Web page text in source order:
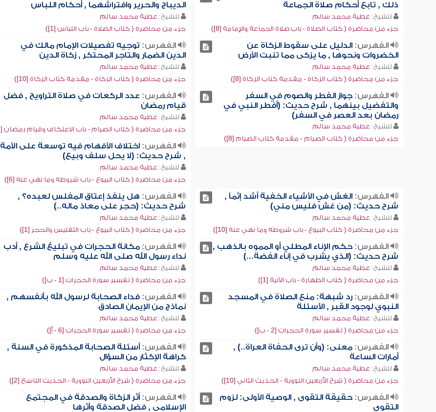
ذلك , تابع أحكام صلاة الجماعة
للشيخ: عطية محمد سالم
جزء من محاضرة ( كتاب الصلاة - باب صلاة الجماعة والإمامة [8])
الديباج والحرير وافتراشهما , أحكام اللباس
للشيخ: عطية محمد سالم
جزء من محاضرة ( كتاب الصلاة - باب اللباس [1])
الفهرس:الدليل على سقوط الزكاة عن
الخضروات ونحوها , ما يزكى مما تنبت الأرض
للشيخ: عطية محمد سالم
جزء من محاضرة ( كتاب الزكاة - مقدمة كتاب الزكاة [8])
الفهرس: توجيه تفصيلات الإمام مالك في
الدين الضمار والتاجر المحتكر , زكاة الدين
للشيخ: عطية محمد سالم
جزء من محاضرة ( كتاب الزكاة - مقدمة كتاب الزكاة [10])
الفهرس:جواز الفطر والصوم في السفر
والتفضيل بينهما , شرح حديث: (أفطر النبي في
رمضان بعد العصر في السفر)
للشيخ: عطية محمد سالم
جزء من محاضرة ( كتاب الصيام - مقدمة كتاب الصيام [8])
الفهرس: عدد الركعات في صلاة التراويح , فضل
قيام رمضان
للشيخ: عطية محمد سالم
جزء من محاضرة ( كتاب الصيام - باب الاعتكاف وقيام رمضان [1])
الفهرس: اختلاف الأفهام فيه توسعة على الأمة
, شرح حديث: (لا يحل سلف وبيع)
للشيخ: عطية محمد سالم
جزء من محاضرة ( كتاب البيوع - باب شروطه وما نهي عنه [6])
الفهرس:الغش في الأِشِياء الخفية أشد إثماً ,
شرح حديث: (من غش فليس مني)
للشيخ: عطية محمد سالم
جزء من محاضرة ( كتاب البيوع - باب شروطه وما نهي عنه [10])
الفهرس: هل ينفذ إعتاق المفلس لعبده؟ ,
شرح حديث: (حجر على معاذ ماله..)
للشيخ: عطية محمد سالم
جزء من محاضرة ( كتاب البيوع - باب التفليس والحجر [1])
الفهرس:حكم الإناء المطلي أو المموه بالذهب ,
شرح حديث: (الذي يشرب في إناء الفضة...)
للشيخ: عطية محمد سالم
جزء من محاضرة ( كتاب الطهارة - باب الآنية [1])
الفهرس: مكانة الحجرات في تبليغ الشرع , أدب
نداء رسول الله صلى الله عليه وسلم
للشيخ: عطية محمد سالم
جزء من محاضرة ( تفسير سورة الحجرات [1 - ب])
الفهرس:رد شبهة: منع الصلاة في المسجد
النبوي لوجود القبر , الأسئلة
للشيخ: عطية محمد سالم
جزء من محاضرة ( تفسير سورة الحجرات [2 - ب])
الفهرس: فداء الصحابة لرسول الله بأنفسهم ,
نماذج من الإيمان الصادق
للشيخ: عطية محمد سالم
جزء من محاضرة ( تفسير سورة الحجرات [6 - أ])
الفهرس:معنى: (وأن ترى الحفاة العراة..) ,
أمارات الساعة
للشيخ: عطية محمد سالم
جزء من محاضرة ( شرح الأربعين النووية - الحديث الثاني [10])
الفهرس: أسئلة الصحابة المذكورة في السنة ,
كراهة الإكثار من السؤال
للشيخ: عطية محمد سالم
جزء من محاضرة ( شرح الأربعين النووية - الحديث التاسع [2])
الفهرس:حقيقة التقوى , الوصية الأولى: لزوم
التقوى
الفهرس: أثر الزكاة والصدقة في المجتمع
الإسلامي , فضل الصدقة وأثرها